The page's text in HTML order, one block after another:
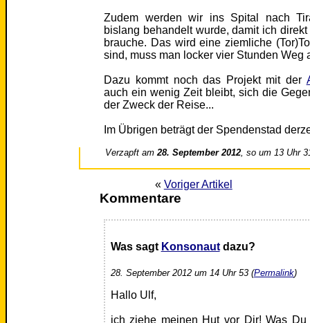
Zudem werden wir ins Spital nach
bislang behandelt wurde, damit ich
brauche. Das wird eine ziemliche
sind, muss man locker vier Stunden Weg
Dazu kommt noch das Projekt mit der
auch ein wenig Zeit bleibt, sich die
der Zweck der Reise...
Im Übrigen beträgt der Spendenstad
Verzapft am28. September 2012, so um 13 Uhr
« Voriger Artikel
Kommentare
Was sagt Konsonautdazu?
28. September 2012 um 14 Uhr 53 (Permalink)
Hallo Ulf,
ich ziehe meinen Hut vor Dir! Was